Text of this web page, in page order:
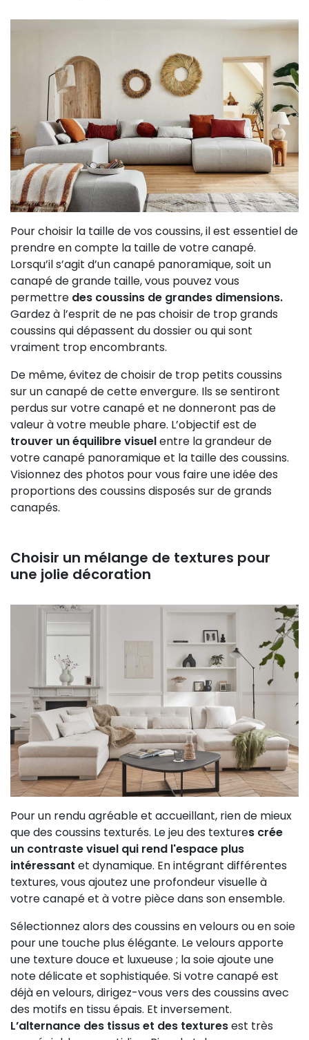
Pour choisir la taille de vos coussins, il est essentiel de
prendre en compte la taille de votre canapé.
Lorsqu’il s’agit d’un canapé panoramique, soit un
canapé de grande taille, vous pouvez vous
permettre des coussins de grandes dimensions.
Gardez à l’esprit de ne pas choisir de trop grands
coussins qui dépassent du dossier ou qui sont
vraiment trop encombrants.
De même, évitez de choisir de trop petits coussins
sur un canapé de cette envergure. Ils se sentiront
perdus sur votre canapé et ne donneront pas de
valeur à votre meuble phare. L’objectif est de
trouver un équilibre visuelentre la grandeur de
votre canapé panoramique et la taille des coussins.
Visionnez des photos pour vous faire une idée des
proportions des coussins disposés sur de grands
canapés.
Choisir un mélange de textures pour
une jolie décoration
Pour un rendu agréable et accueillant, rien de mieux
que des coussins texturés. Le jeu des textures crée
un contraste visuel qui rend l'espace plus
intéressant et dynamique. En intégrant différentes
textures, vous ajoutez une profondeur visuelle à
votre canapé et à votre pièce dans son ensemble.
Sélectionnez alors des coussins en velours ou en soie
pour une touche plus élégante. Le velours apporte
une texture douce et luxueuse ; la soie ajoute une
note délicate et sophistiquée. Si votre canapé est
déjà en velours, dirigez-vous vers des coussins avec
des motifs en tissu épais. Et inversement.
L’alternance des tissus et des texturesest très